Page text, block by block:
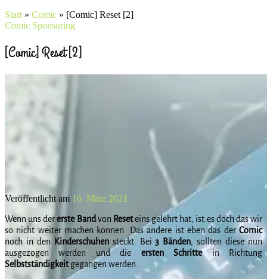
Start » Comic » [Comic] Reset [2]
Comic Sponsoring
[Comic] Reset [2]
Veröffentlicht am 16. März 2021
Wenn uns dererste Bandvon Reseteins gelehrt hat, ist es doch das wir
so nicht weiter machen können. Das andere ist eben das derComic
noch in den
Kinderschuhensteckt. Bei3 Bänden, sollten diese nun
ausgezogen werden und die ersten Schrittein Richtung
Selbstständigkeitgegangen werden.